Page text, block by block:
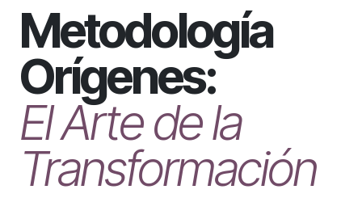
Metodología
Orígenes:
El Arte de la
Transformación